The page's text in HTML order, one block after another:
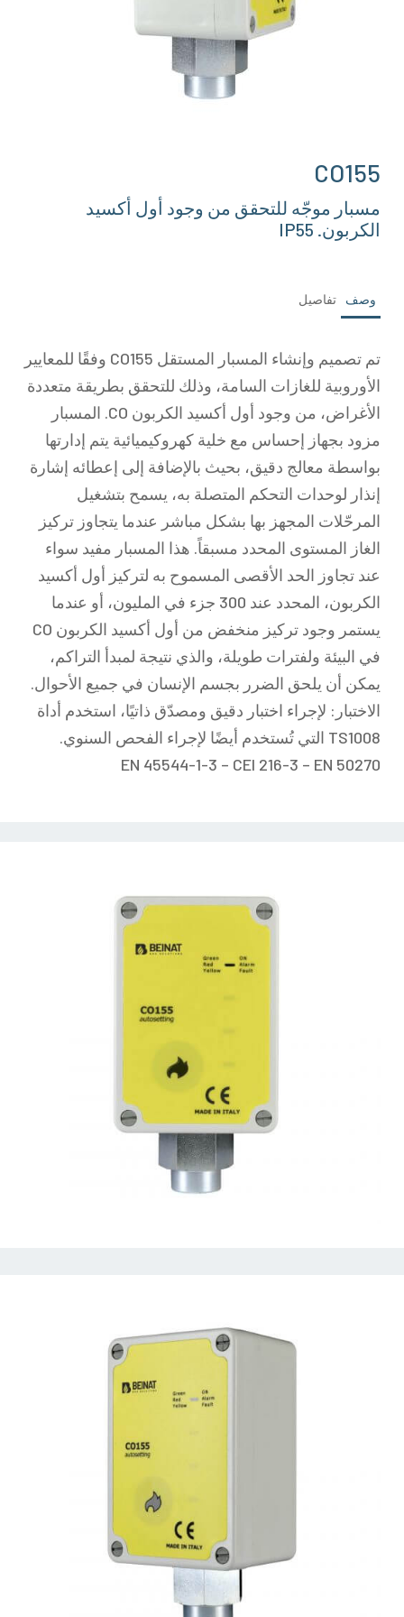
CO155
مسبار موجّه للتحقق من وجود أول أكسيد
الكربون. IP55
وصف تفاصيل
تم تصميم وإنشاء المسبار المستقل CO155 وفقًا للمعايير
الأوروبية للغازات السامة، وذلك للتحقق بطريقة متعددة
الأغراض، من وجود أول أكسيد الكربون CO. المسبار
مزود بجهاز إحساس مع خلية كهروكيميائية يتم إدارتها
بواسطة معالج دقيق، بحيث بالإضافة إلى إعطائه إشارة
إنذار لوحدات التحكم المتصلة به، يسمح بتشغيل
المرحّلات المجهز بها بشكل مباشر عندما يتجاوز تركيز
الغاز المستوى المحدد مسبقاً. هذا المسبار مفيد سواء
عند تجاوز الحد الأقصى المسموح به لتركيز أول أكسيد
الكربون، المحدد عند 300 جزء في المليون، أو عندما
يستمر وجود تركيز منخفض من أول أكسيد الكربون CO
في البيئة ولفترات طويلة، والذي نتيجة لمبدأ التراكم،
يمكن أن يلحق الضرر بجسم الإنسان في جميع الأحوال.
الاختبار: لإجراء اختبار دقيق ومصدّق ذاتيًا، استخدم أداة
TS1008 التي تُستخدم أيضًا لإجراء الفحص السنوي.
EN 45544-1-3 – CEI 216-3 – EN 50270